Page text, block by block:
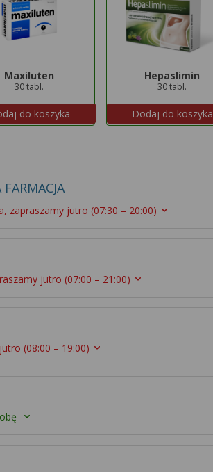
Maxiluten
30 tabl.
do koszyka
Hepaslimin
30 tabl.
Dodaj do koszyka
zapraszamy jutro (07:30 – 20:00)
jutro (07:00 – 21:00)
(08:00 – 19:00)